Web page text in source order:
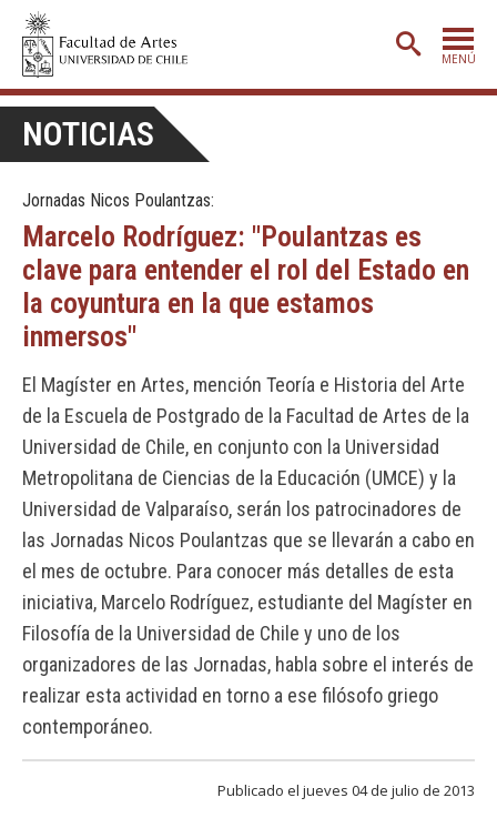
MENÚ
ADMISIÓN
ETAPA BÁSICA
CARRERAS
POSTGRADO
CREACIÓNE INVESTIGACIÓN
BIBLIOTECA
DEPARTAMENTOS
FACULTAD
Estudiantes
Académicas/os
Funcionarias/os
Egresadas/os
NOTICIAS
Jornadas Nicos Poulantzas:
Marcelo Rodríguez: "Poulantzas es
clave para entender el rol del Estado en
la coyuntura en la que estamos
inmersos"
El Magíster en Artes, mención Teoría e Historia del Arte
de la Escuela de Postgrado de la Facultad de Artes de la
Universidad de Chile, en conjunto con la Universidad
Metropolitana de Ciencias de la Educación (UMCE) y la
Universidad de Valparaíso, serán los patrocinadores de
las Jornadas Nicos Poulantzas que se llevarán a cabo en
el mes de octubre. Para conocer más detalles de esta
iniciativa, Marcelo Rodríguez, estudiante del Magíster en
Filosofía de la Universidad de Chile y uno de los
organizadores de las Jornadas, habla sobre el interés de
realizar esta actividad en torno a ese filósofo griego
contemporáneo.
Publicado el jueves 04 de julio de 2013